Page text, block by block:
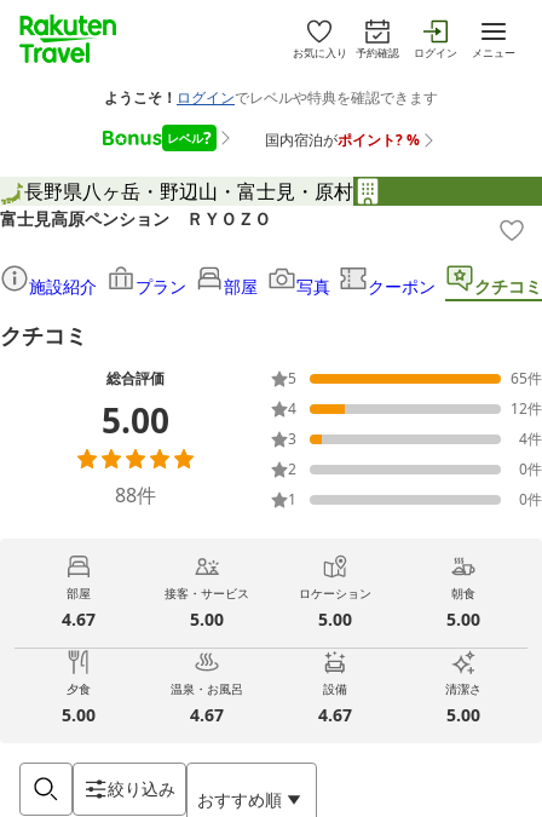
お気に入り 予約確認 ログイン メニュー
長野県八ヶ岳・野辺山・富士見・原村
富士見高原ペンション ＲＹＯＺＯ
施設紹介 プラン 部屋 写真 クーポン クチコミ
クチコミ
総合評価
5.00
88件
5 65件
4
12件
3
4件
2
0件
1
0件
部屋
4.67
接客・サービス
5.00
ロケーション
5.00
朝食
5.00
夕食
5.00
温泉・お風呂
4.67
設備
4.67
清潔さ
5.00
絞り込み おすすめ順